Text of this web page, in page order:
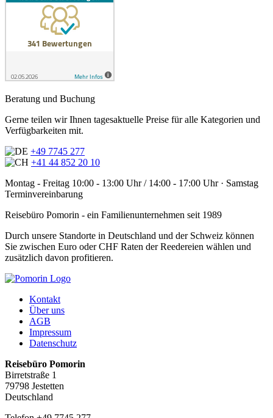
Beratung und Buchung
Gerne teilen wir Ihnen tagesaktuelle Preise für alle Kategorien und
Verfügbarkeiten mit.
+49 7745 277
+41 44 852 20 10
Montag - Freitag 10:00 - 13:00 Uhr / 14:00 - 17:00 Uhr · Samstag
Terminvereinbarung
Reisebüro Pomorin - ein Familienunternehmen seit 1989
Durch unsere Standorte in Deutschland und der Schweiz können
Sie zwischen Euro oder CHF Raten der Reedereien wählen und
zusätzlich davon profitieren.
Kontakt
Über uns
AGB
Impressum
Datenschutz
Reisebüro Pomorin
Birretstraße 1
79798 Jestetten
Deutschland